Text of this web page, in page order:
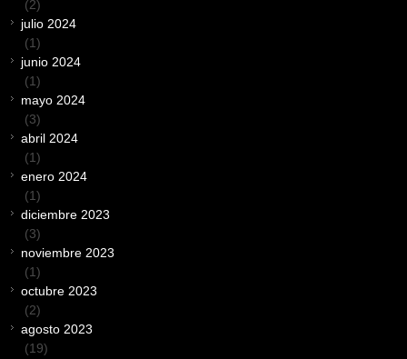
(2)
julio 2024
(1)
junio 2024
(1)
mayo 2024
(3)
abril 2024
(1)
enero 2024
(1)
diciembre 2023
(3)
noviembre 2023
(1)
octubre 2023
(2)
agosto 2023
(19)